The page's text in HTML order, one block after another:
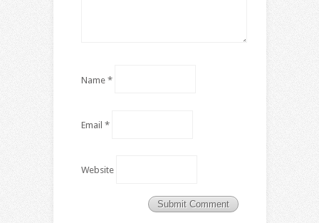
Name *
Email *
Website